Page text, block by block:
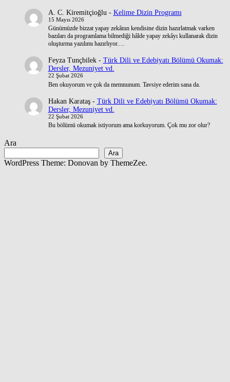
A. C. Kiremitçioğlu - Kelime Dizin Programı
15 Mayıs 2026
Günümüzde bizzat yapay zekânın kendisine dizin hazırlatmak varken
bazıları da programlama bilmediği hâlde yapay zekâyı kullanarak dizin
oluşturma yazılımı hazırlıyor.…
Feyza Tunçbilek- Türk Dili ve Edebiyatı Bölümü Okumak:
Dersler, Mezuniyet vd.
22 Şubat 2026
Ben okuyorum ve çok da memnunum. Tavsiye ederim sana da.
Hakan Karataş- Türk Dili ve Edebiyatı Bölümü Okumak:
Dersler, Mezuniyet vd.
22 Şubat 2026
Bu bölümü okumak istiyorum ama korkuyorum. Çok mu zor olur?
Ara
Ara
WordPress Theme: Donovan by ThemeZee.